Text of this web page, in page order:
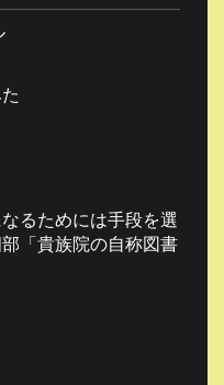
るためには手段を選
「貴族院の自称図書